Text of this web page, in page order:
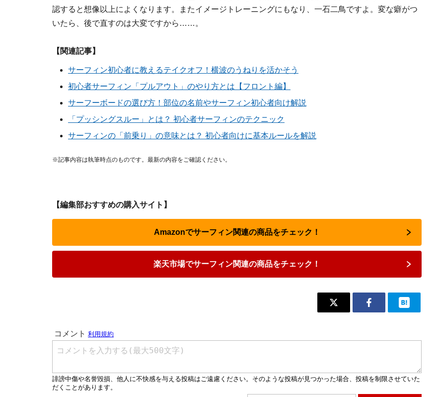
認すると想像以上によくなります。またイメージトレーニングにもなり、一石二鳥ですよ。変な癖がつ
いたら、後で直すのは大変ですから……。
【関連記事】
サーフィン初心者に教えるテイクオフ！横波のうねりを活かそう
初心者サーフィン「プルアウト」のやり方とは【フロント編】
サーフーボードの選び方！部位の名前やサーフィン初心者向け解説
「プッシングスルー」とは？ 初心者サーフィンのテクニック
サーフィンの「前乗り」の意味とは？ 初心者向けに基本ルールを解説
※記事内容は執筆時点のものです。最新の内容をご確認ください。
【編集部おすすめの購入サイト】
Amazonでサーフィン関連の商品をチェック！
楽天市場でサーフィン関連の商品をチェック！